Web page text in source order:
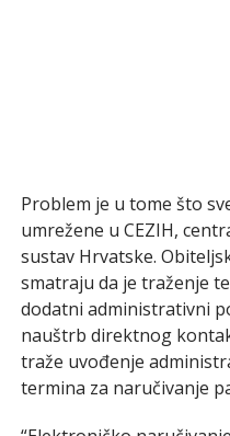
Problem je u tome što
umrežene u CEZIH,
sustav Hrvatske.
smatraju da je traženje
dodatni administrativni
nauštrb direktnog
traže uvođenje
termina za naručivanje